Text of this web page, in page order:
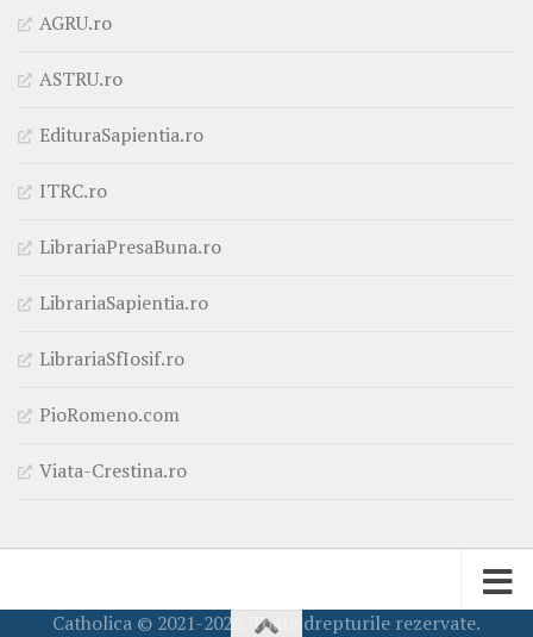
AGRU.ro
ASTRU.ro
EdituraSapientia.ro
ITRC.ro
LibrariaPresaBuna.ro
LibrariaSapientia.ro
LibrariaSfIosif.ro
PioRomeno.com
Viata-Crestina.ro
Catholica © 2021-2026. Toate drepturile rezervate.